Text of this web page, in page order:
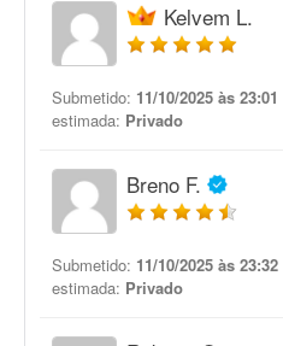
Kelvem L.
Submetido: 11/10/2025 às 23:01
estimada: Privado
Breno F.
Submetido: 11/10/2025 às 23:32
estimada: Privado